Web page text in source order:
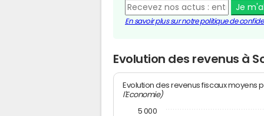
Je
En savoir plus sur notre politique de
Evolution des revenus à
Evolution des revenus fiscaux moyens
l'Economie)
5 000